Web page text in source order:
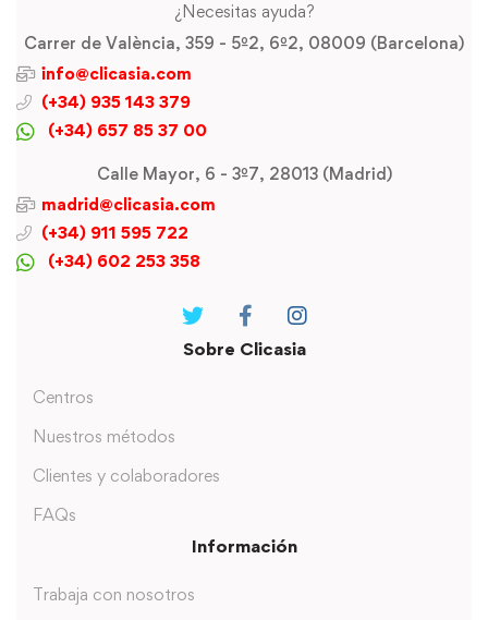
¿Necesitas ayuda?
Carrer de València, 359 - 5º2, 6º2, 08009 (Barcelona)
info@clicasia.com
(+34) 935 143 379
(+34) 657 85 37 00
Calle Mayor, 6 - 3º7, 28013 (Madrid)
madrid@clicasia.com
(+34) 911 595 722
(+34) 602 253 358
Sobre Clicasia
Centros
Nuestros métodos
Clientes y colaboradores
FAQs
Información
Trabaja con nosotros